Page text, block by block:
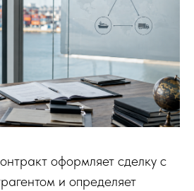
оформляет сделку с
и определяет